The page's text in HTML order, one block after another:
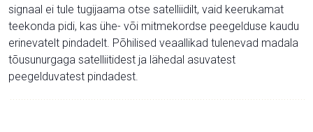
signaal ei tule tugijaama otse satelliidilt, vaid keerukamat
teekonda pidi, kas ühe- või mitmekordse peegelduse kaudu
erinevatelt pindadelt. Põhilised veaallikad tulenevad madala
tõusunurgaga satelliitidest ja lähedal asuvatest
peegelduvatest pindadest.